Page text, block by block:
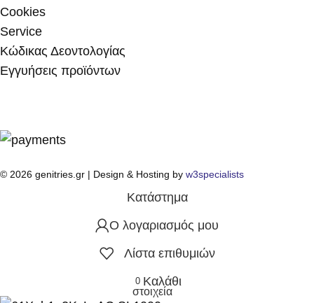
Cookies
Service
Κώδικας Δεοντολογίας
Εγγυήσεις προϊόντων
© 2026 genitries.gr | Design & Hosting by w3specialists
Κατάστημα
Ο λογαριασμός μου
Λίστα επιθυμιών
0
στοιχεία
Καλάθι